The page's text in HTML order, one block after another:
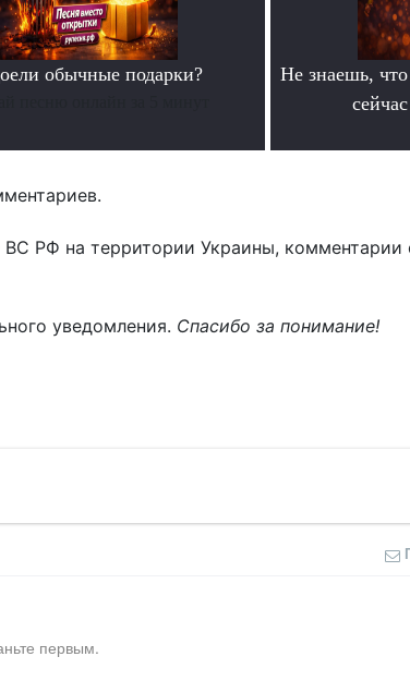
обычные подарки?
Не знаешь, что
РФ на территории Украины,
уведомления. Спасибо за понимание!
первым.